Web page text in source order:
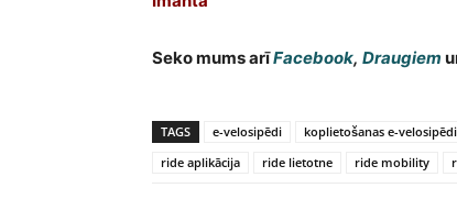
Seko mums arīFacebook, Draugiem
TAGS e-velosipēdi koplietošanas e-velosipēdi
ride aplikācija
ride lietotne ride mobility